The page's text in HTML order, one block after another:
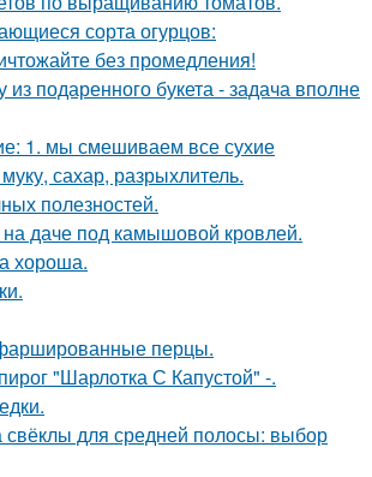
сорта огурцов:
без промедления!
из подаренного букета - задача вполне
1. мы смешиваем все сухие
сахар, разрыхлитель.
полезностей.
на даче под камышовой кровлей.
хороша.
перцы.
"Шарлотка С Капустой" -.
свёклы для средней полосы: выбор